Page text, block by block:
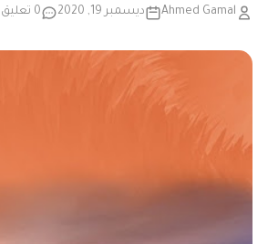
Ahmed Gamal ديسمبر 19, 2020 0 تعليق